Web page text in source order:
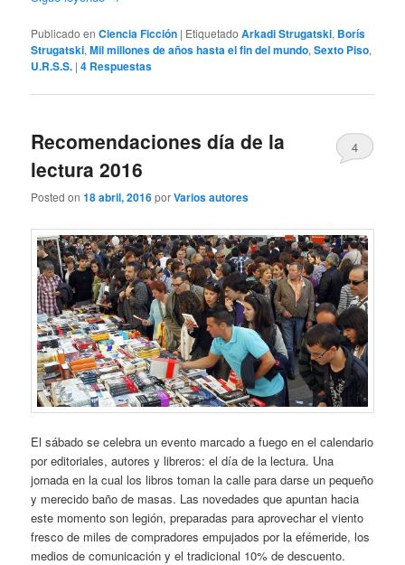
Publicado en Ciencia Ficción | Etiquetado Arkadi Strugatski, Borís
Strugatski,Mil millones de años hasta el fin del mundo,Sexto Piso,
U.R.S.S. |4 Respuestas
Recomendaciones día de la
lectura 2016
Posted on18 abril, 2016porVarios autores
4
El sábado se celebra un evento marcado a fuego en el calendario
por editoriales, autores y libreros: el día de la lectura. Una
jornada en la cual los libros toman la calle para darse un pequeño
y merecido baño de masas. Las novedades que apuntan hacia
este momento son legión, preparadas para aprovechar el viento
fresco de miles de compradores empujados por la efémeride, los
medios de comunicación y el tradicional 10% de descuento.